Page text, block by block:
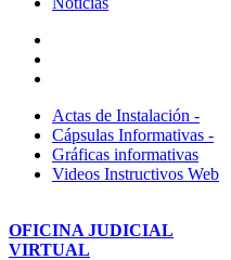
Actas de Instalación -
Cápsulas Informativas -
Gráficas informativas
Videos Instructivos Web
OFICINA JUDICIAL
VIRTUAL